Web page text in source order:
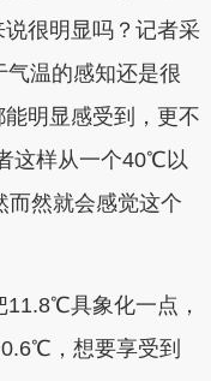
很明显吗？记者采
温的感知还是很
明显感受到，更不
这样从一个40℃以
而然就会感觉这个
具象化一点，
，想要享受到